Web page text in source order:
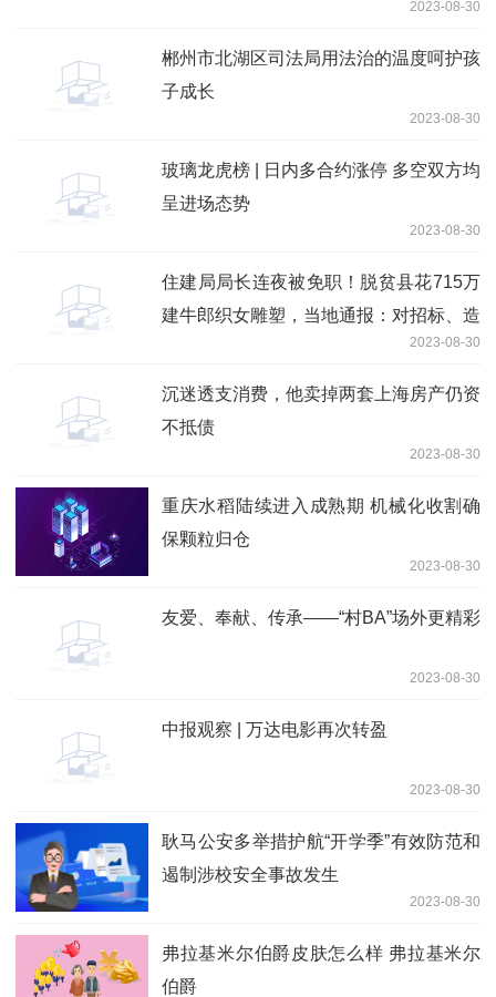
2023-08-30
郴州市北湖区司法局用法治的温度呵护孩
子成长
2023-08-30
玻璃龙虎榜 | 日内多合约涨停 多空双方均
呈进场态势
2023-08-30
住建局局长连夜被免职！脱贫县花715万
建牛郎织女雕塑，当地通报：对招标、造
2023-08-30
沉迷透支消费，他卖掉两套上海房产仍资
不抵债
2023-08-30
重庆水稻陆续进入成熟期 机械化收割确
保颗粒归仓
2023-08-30
友爱、奉献、传承——“村BA”场外更精彩
2023-08-30
中报观察 | 万达电影再次转盈
2023-08-30
耿马公安多举措护航“开学季”有效防范和
遏制涉校安全事故发生
2023-08-30
弗拉基米尔伯爵皮肤怎么样 弗拉基米尔
伯爵